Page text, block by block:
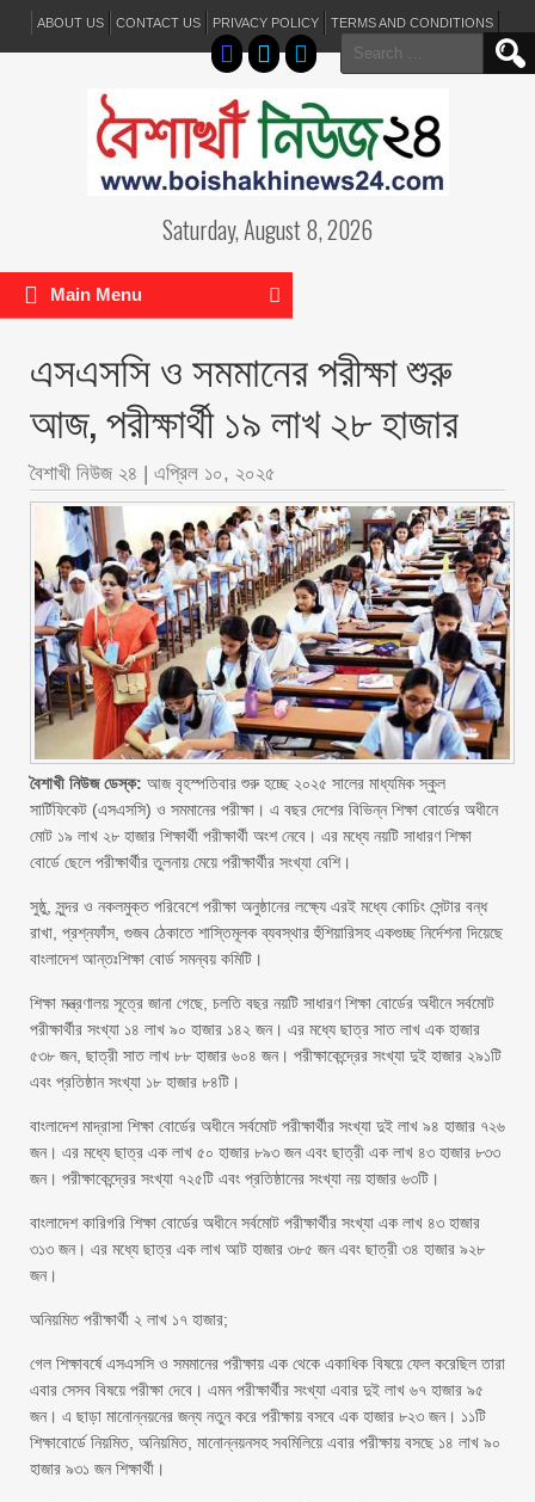
ABOUT US CONTACT US PRIVACY POLICY TERMS AND CONDITIONS
Search
for:
Saturday, August 8, 2026
Main Menu
এসএসসি ও সমমানের পরীক্ষা শুরু
আজ, পরীক্ষার্থী ১৯ লাখ ২৮ হাজার
বৈশাখী নিউজ ২৪ | এপ্রিল ১০, ২০২৫
বৈশাখী নিউজ ডেস্ক: আজ বৃহস্পতিবার শুরু হচ্ছে ২০২৫ সালের মাধ্যমিক স্কুল
সার্টিফিকেট (এসএসসি) ও সমমানের পরীক্ষা। এ বছর দেশের বিভিন্ন শিক্ষা বোর্ডের অধীনে
মোট ১৯ লাখ ২৮ হাজার শিক্ষার্থী পরীক্ষার্থী অংশ নেবে। এর মধ্যে নয়টি সাধারণ শিক্ষা
বোর্ডে ছেলে পরীক্ষার্থীর তুলনায় মেয়ে পরীক্ষার্থীর সংখ্যা বেশি।
সুষ্ঠু, সুন্দর ও নকলমুক্ত পরিবেশে পরীক্ষা অনুষ্ঠানের লক্ষ্যে এরই মধ্যে কোচিং সেন্টার বন্ধ
রাখা, প্রশ্নফাঁস, গুজব ঠেকাতে শাস্তিমূলক ব্যবস্থার হুঁশিয়ারিসহ একগুচ্ছ নির্দেশনা দিয়েছে
বাংলাদেশ আন্তঃশিক্ষা বোর্ড সমন্বয় কমিটি।
শিক্ষা মন্ত্রণালয় সূত্রে জানা গেছে, চলতি বছর নয়টি সাধারণ শিক্ষা বোর্ডের অধীনে সর্বমোট
পরীক্ষার্থীর সংখ্যা ১৪ লাখ ৯০ হাজার ১৪২ জন। এর মধ্যে ছাত্র সাত লাখ এক হাজার
৫৩৮ জন, ছাত্রী সাত লাখ ৮৮ হাজার ৬০৪ জন। পরীক্ষাকেন্দ্রের সংখ্যা দুই হাজার ২৯১টি
এবং প্রতিষ্ঠান সংখ্যা ১৮ হাজার ৮৪টি।
বাংলাদেশ মাদ্রাসা শিক্ষা বোর্ডের অধীনে সর্বমোট পরীক্ষার্থীর সংখ্যা দুই লাখ ৯৪ হাজার ৭২৬
জন। এর মধ্যে ছাত্র এক লাখ ৫০ হাজার ৮৯৩ জন এবং ছাত্রী এক লাখ ৪৩ হাজার ৮৩৩
জন। পরীক্ষাকেন্দ্রের সংখ্যা ৭২৫টি এবং প্রতিষ্ঠানের সংখ্যা নয় হাজার ৬৩টি।
বাংলাদেশ কারিগরি শিক্ষা বোর্ডের অধীনে সর্বমোট পরীক্ষার্থীর সংখ্যা এক লাখ ৪৩ হাজার
৩১৩ জন। এর মধ্যে ছাত্র এক লাখ আট হাজার ৩৮৫ জন এবং ছাত্রী ৩৪ হাজার ৯২৮
জন।
অনিয়মিত পরীক্ষার্থী ২ লাখ ১৭ হাজার;
গেল শিক্ষাবর্ষে এসএসসি ও সমমানের পরীক্ষায় এক থেকে একাধিক বিষয়ে ফেল করেছিল তারা
এবার সেসব বিষয়ে পরীক্ষা দেবে। এমন পরীক্ষার্থীর সংখ্যা এবার দুই লাখ ৬৭ হাজার ৯৫
জন। এ ছাড়া মানোন্নয়নের জন্য নতুন করে পরীক্ষায় বসবে এক হাজার ৮২৩ জন। ১১টি
শিক্ষাবোর্ডে নিয়মিত, অনিয়মিত, মানোন্নয়নসহ সবমিলিয়ে এবার পরীক্ষায় বসছে ১৪ লাখ ৯০
হাজার ৯৩১ জন শিক্ষার্থী।